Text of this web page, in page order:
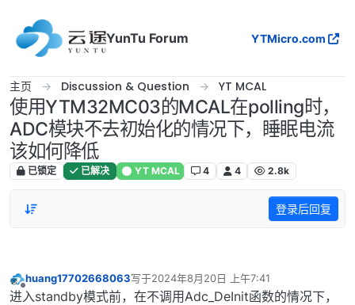
YunTu Forum
YTMicro.com
主页 Discussion & Question YT MCAL
使用YTM32MC03的MCAL在polling时，
ADC模块不去初始化的情况下，睡眠电流
该如何降低
已锁定 已解决 YT MCAL 4 4 2.8k
登录后回复
离线
huang17702668063写于2024年8月20日 上午7:41
最后由 编辑
进入standby模式前，在不调用Adc_DeInit函数的情况下，